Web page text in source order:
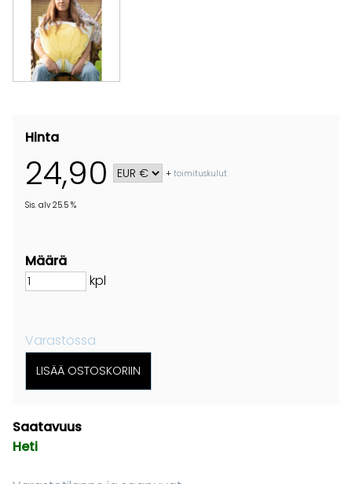
Hinta
24,90 +toimituskulut
Sis. alv 25.5 %
Määrä
kpl
Varastossa
Saatavuus
Heti